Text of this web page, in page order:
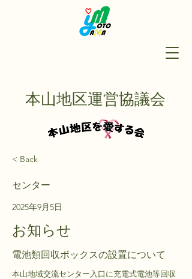
本山地区運営協議会
< Back
センター
2025年9月5日
お知らせ
電池類回収ボックスの設置について
本山地域交流センター入口に充電式電池等回収